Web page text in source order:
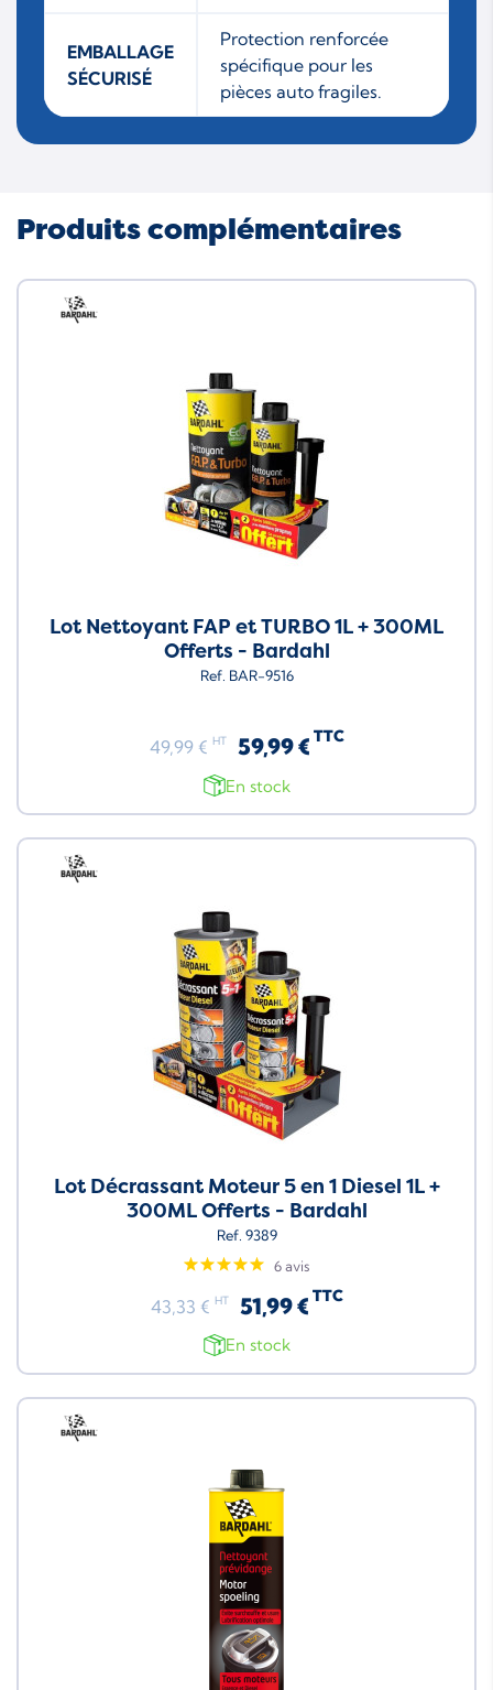
EMBALLAGE
SÉCURISÉ
Protection renforcée
spécifique pour les
pièces auto fragiles.
Produits complémentaires
Neuf
Lot Nettoyant FAP et TURBO 1L + 300ML
Offerts - Bardahl
Ref. BAR-9516
49,99 € HT 59,99 € TTC
En stock
Neuf
Lot Décrassant Moteur 5 en 1 Diesel 1L +
300ML Offerts - Bardahl
Ref. 9389
6 avis
43,33 € HT 51,99 € TTC
En stock
Neuf